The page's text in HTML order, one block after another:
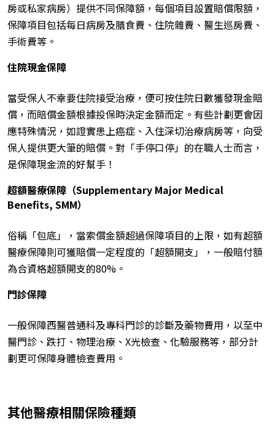
房或私家病房）提供不同保障額，每個項目設置賠償限額，
保障項目包括每日病房及膳食費、住院雜費、醫生巡房費、
手術費等。
住院現金保障
當受保人不幸要住院接受治療，便可按住院日數獲發現金賠
償，而賠償金額根據投保時決定金額而定。有些計劃更會因
應特殊情況，如證實患上癌症、入住深切治療病房等，向受
保人提供更大筆的賠償。對「手停口停」的在職人士而言，
是保障現金流的好幫手！
超額醫療保障（Supplementary Major Medical
Benefits, SMM）
俗稱「包底」，當索償金額超過保障項目的上限，如有超額
醫療保障則可獲賠償一定程度的「超額開支」，一般賠付額
為合資格超額開支的80%。
門診保障
一般保障西醫普通科及專科門診的診斷及藥物費用，以至中
醫門診、跌打、物理治療、X光檢查、化驗服務等，部分計
劃更可保障身體檢查費用。
其他醫療相關保險種類